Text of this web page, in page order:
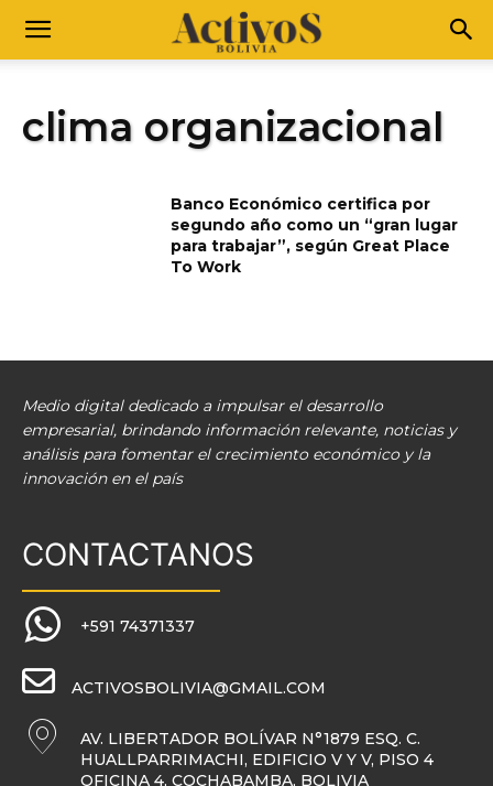
clima organizacional
Banco Económico certifica por
segundo año como un “gran lugar
para trabajar”, según Great Place
To Work
Medio digital dedicado a impulsar el desarrollo
empresarial, brindando información relevante, noticias y
análisis para fomentar el crecimiento económico y la
innovación en el país
CONTACTANOS
+591 74371337
ACTIVOSBOLIVIA@GMAIL.COM
AV. LIBERTADOR BOLÍVAR N°1879 ESQ. C.
HUALLPARRIMACHI, EDIFICIO V Y V, PISO 4
OFICINA 4, COCHABAMBA, BOLIVIA